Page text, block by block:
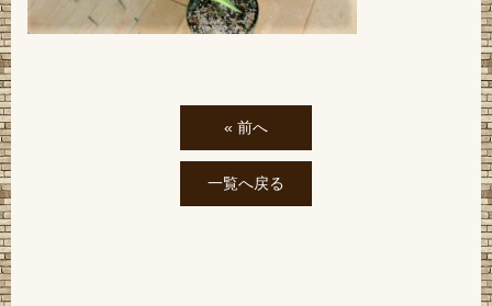
« 前へ
一覧へ戻る